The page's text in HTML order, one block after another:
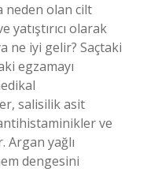
neden olan cilt
yatıştırıcı olarak
ne iyi gelir? Saçtaki
egzamayı
salisilik asit
ve
Argan yağlı
dengesini